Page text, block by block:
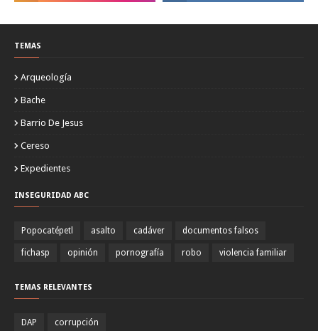
TEMAS
Arqueología
Bache
Barrio De Jesus
Cereso
Expedientes
INSEGURIDAD ABC
Popocatépetl asalto cadáver documentos falsos
fichasp opinión pornografía robo violencia familiar
TEMAS RELEVANTES
DAP corrupción